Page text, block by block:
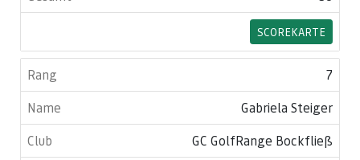
SCOREKARTE
7
Gabriela Steiger
GC GolfRange Bockfließ